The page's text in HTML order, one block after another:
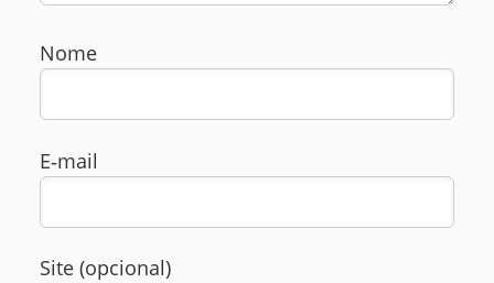
Nome
E‑mail
Site (opcional)